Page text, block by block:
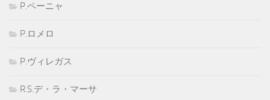
P.ペーニャ
P.ロメロ
P.ヴィレガス
R.S.デ・ラ・マーサ